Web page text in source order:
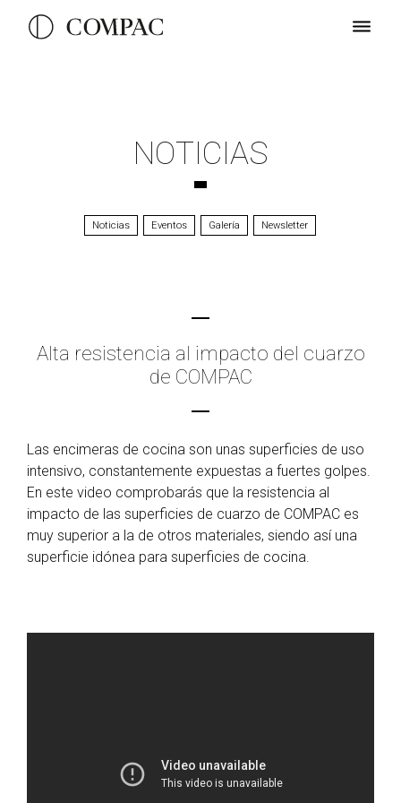
NOTICIAS
Noticias Eventos Galería Newsletter
Alta resistencia al impacto del cuarzo
de COMPAC
Las encimeras de cocina son unas superficies de uso
intensivo, constantemente expuestas a fuertes golpes.
En este video comprobarás que la resistencia al
impacto de las superficies de cuarzo de COMPAC es
muy superior a la de otros materiales, siendo así una
superficie idónea para superficies de cocina.